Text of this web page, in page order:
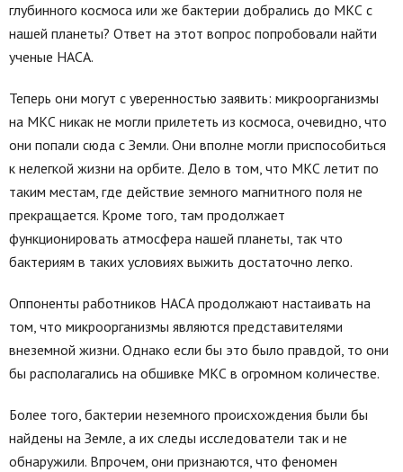
глубинного космоса или же бактерии добрались до МКС с
нашей планеты? Ответ на этот вопрос попробовали найти
ученые НАСА.
Теперь они могут с уверенностью заявить: микроорганизмы
на МКС никак не могли прилететь из космоса, очевидно, что
они попали сюда с Земли. Они вполне могли приспособиться
к нелегкой жизни на орбите. Дело в том, что МКС летит по
таким местам, где действие земного магнитного поля не
прекращается. Кроме того, там продолжает
функционировать атмосфера нашей планеты, так что
бактериям в таких условиях выжить достаточно легко.
Оппоненты работников НАСА продолжают настаивать на
том, что микроорганизмы являются представителями
внеземной жизни. Однако если бы это было правдой, то они
бы располагались на обшивке МКС в огромном количестве.
Более того, бактерии неземного происхождения были бы
найдены на Земле, а их следы исследователи так и не
обнаружили. Впрочем, они признаются, что феномен